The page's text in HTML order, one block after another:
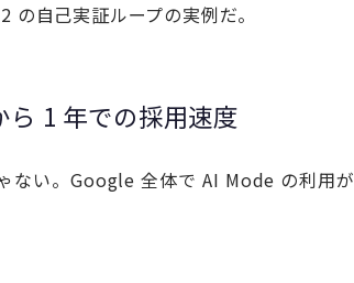
自己実証ループの実例だ。
1 年での採用速度
ない。Google 全体で AI Mode の利用